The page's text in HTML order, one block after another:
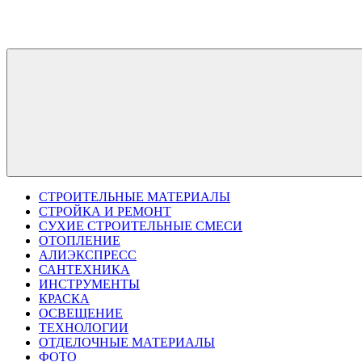
СТРОИТЕЛЬНЫЕ МАТЕРИАЛЫ
СТРОЙКА И РЕМОНТ
СУХИЕ СТРОИТЕЛЬНЫЕ СМЕСИ
ОТОПЛЕНИЕ
АЛИЭКСПРЕСС
САНТЕХНИКА
ИНСТРУМЕНТЫ
КРАСКА
ОСВЕЩЕНИЕ
ТЕХНОЛОГИИ
ОТДЕЛОЧНЫЕ МАТЕРИАЛЫ
ФОТО